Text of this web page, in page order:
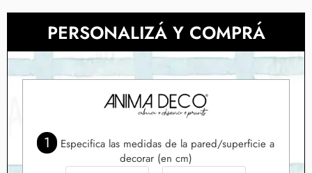
PERSONALIZÁ Y COMPRÁ
1
Especifica las medidas de la pared/superficie a
decorar (en cm)